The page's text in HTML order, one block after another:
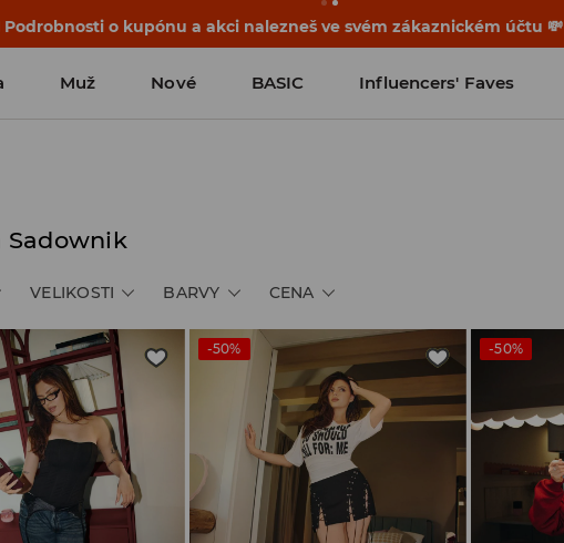
Podrobnosti o kupónu a akci nalezneš ve svém zákaznickém účtu 💸
Muž Nové BASIC Influencers' Faves
Sadownik
VELIKOSTI BARVY CENA
-50% -50%